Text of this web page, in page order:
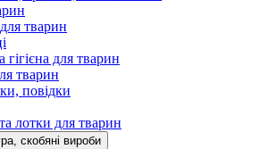
тварин
гігієна для тварин
тварин
повідки
лотки для тварин
скобяні вироби